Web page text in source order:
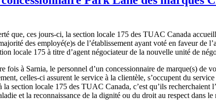
que, ces jours-ci, la section locale 175 des TUAC Canada
des employé(e)s de l’établissement ayant voté en faveur de
locale 175 à titre d’agent négociateur de la nouvelle unité de
fois à Sarnia, le personnel d’un concessionnaire de marque(s)
celles-ci assurent le service à la clientèle, s’occupent du
la section locale 175 des TUAC Canada, c’est qu’ils
et la reconnaissance de la dignité ou du droit au respect dans